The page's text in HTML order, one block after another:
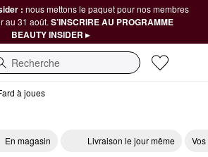
: nous mettons le paquet pour nos membres
au 31 août. S’INSCRIRE AU PROGRAMME
BEAUTY INSIDER ▸
à joues
En magasin Livraison le jour même